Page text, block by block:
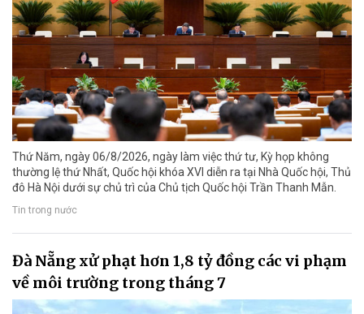
Thứ Năm, ngày 06/8/2026, ngày làm việc thứ tư, Kỳ họp không
thường lệ thứ Nhất, Quốc hội khóa XVI diễn ra tại Nhà Quốc hội, Thủ
đô Hà Nội dưới sự chủ trì của Chủ tịch Quốc hội Trần Thanh Mẫn.
Tin trong nước
Đà Nẵng xử phạt hơn 1,8 tỷ đồng các vi phạm
về môi trường trong tháng 7